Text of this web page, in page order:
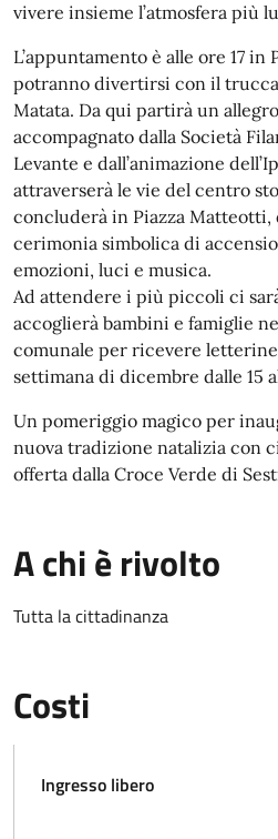
vivere insieme l’atmosfera più
L’appuntamento è alle ore 17 in
potranno divertirsi con il
Matata. Da qui partirà un
accompagnato dalla Società
Levante e dall’animazione
attraverserà le vie del centro
concluderà in Piazza Matteotti,
cerimonia simbolica di
emozioni, luci e musica.
Ad attendere i più piccoli ci
accoglierà bambini e famiglie
comunale per ricevere
settimana di dicembre dalle 15
Un pomeriggio magico per
nuova tradizione natalizia con
offerta dalla Croce Verde di
A chi è rivolto
Tutta la cittadinanza
Costi
Ingresso libero